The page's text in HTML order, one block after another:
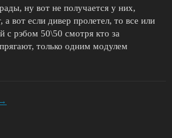
ну вот не получается у них,
а вот если дивер пролетел, то все или
с рэбом 50\50 смотря кто за
только одним модулем